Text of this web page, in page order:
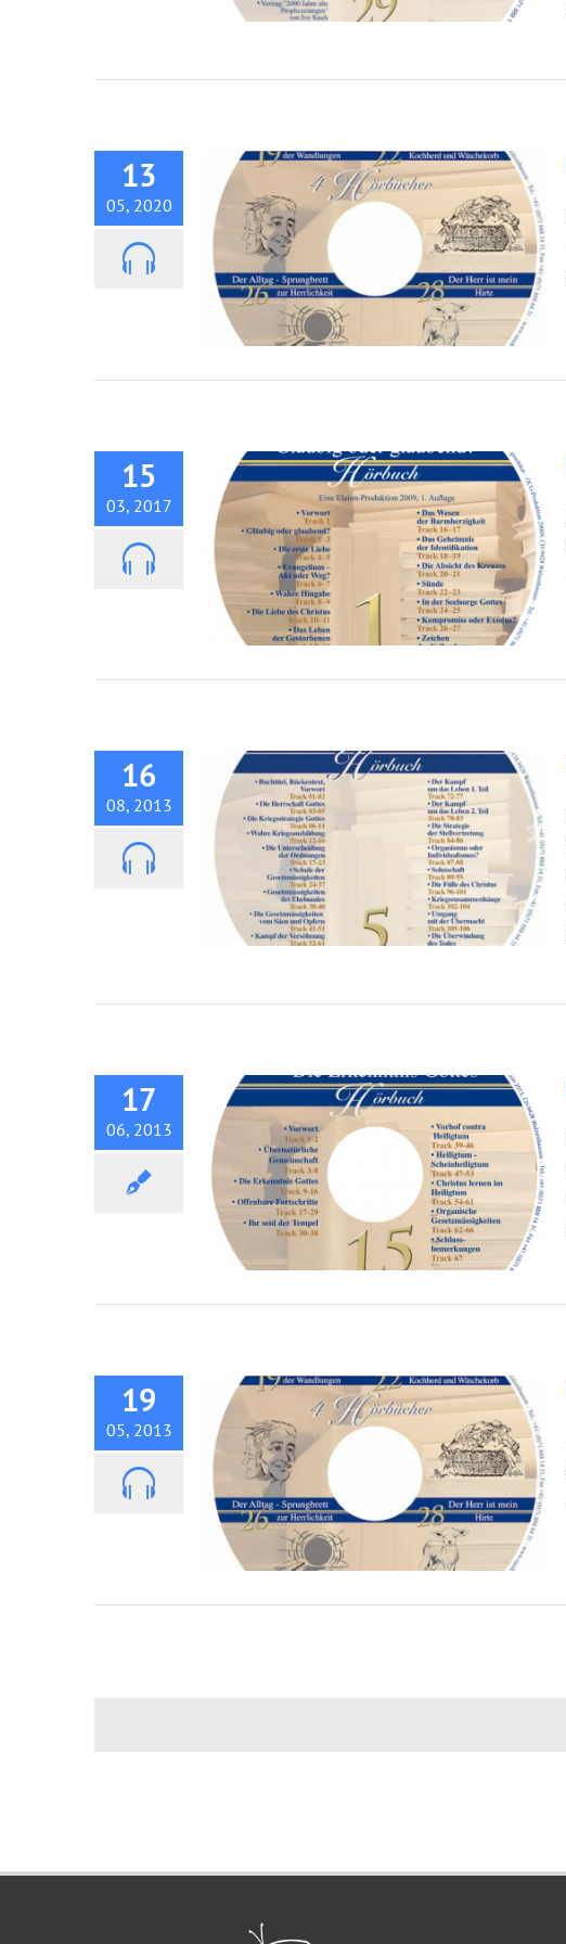
13
05, 2020
Teil 1 & 2
15
03, 2017
16
08, 2013
17
06, 2013
19
05, 2013